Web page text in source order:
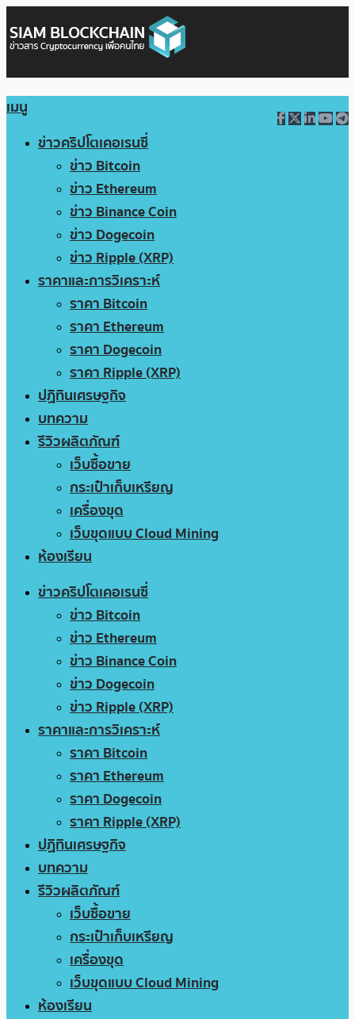
เมนู
ข่าวคริปโตเคอเรนซี่
ข่าว Bitcoin
ข่าว Ethereum
ข่าว Binance Coin
ข่าว Dogecoin
ข่าว Ripple (XRP)
ราคาและการวิเคราะห์
ราคา Bitcoin
ราคา Ethereum
ราคา Dogecoin
ราคา Ripple (XRP)
ปฏิทินเศรษฐกิจ
บทความ
รีวิวผลิตภัณฑ์
เว็บซื้อขาย
กระเป๋าเก็บเหรียญ
เครื่องขุด
เว็บขุดแบบ Cloud Mining
ห้องเรียน
ข่าวคริปโตเคอเรนซี่
ข่าว Bitcoin
ข่าว Ethereum
ข่าว Binance Coin
ข่าว Dogecoin
ข่าว Ripple (XRP)
ราคาและการวิเคราะห์
ราคา Bitcoin
ราคา Ethereum
ราคา Dogecoin
ราคา Ripple (XRP)
ปฏิทินเศรษฐกิจ
บทความ
รีวิวผลิตภัณฑ์
เว็บซื้อขาย
กระเป๋าเก็บเหรียญ
เครื่องขุด
เว็บขุดแบบ Cloud Mining
ห้องเรียน